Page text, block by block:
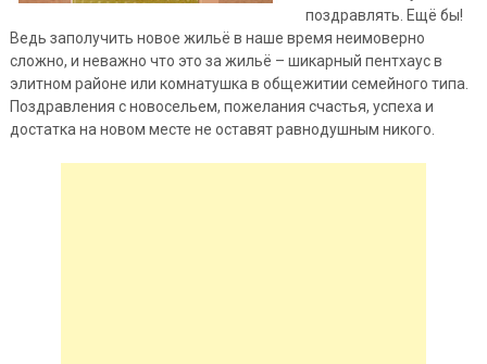
поздравлять. Ещё бы!
Ведь заполучить новое жильё в наше время неимоверно
сложно, и неважно что это за жильё – шикарный пентхаус в
элитном районе или комнатушка в общежитии семейного типа.
Поздравления с новосельем, пожелания счастья, успеха и
достатка на новом месте не оставят равнодушным никого.